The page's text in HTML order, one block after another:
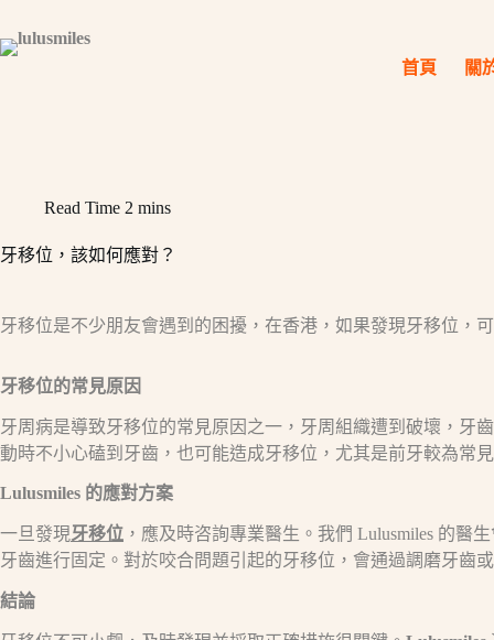
content
首頁
關
Read Time 2 mins
牙移位，該如何應對？
牙移位是不少朋友會遇到的困擾，在香港，如果發現牙移位，
牙移位的常見原因​
牙周病是導致牙移位的常見原因之一，牙周組織遭到破壞，牙
動時不小心磕到牙齒，也可能造成牙移位，尤其是前牙較為常
Lulusmiles 的應對方案​
一旦發現牙移位 ，應及時咨詢專業醫生。我們 Lulusmiles 的
牙齒進行固定。對於咬合問題引起的牙移位，會通過調磨牙齒
結論​